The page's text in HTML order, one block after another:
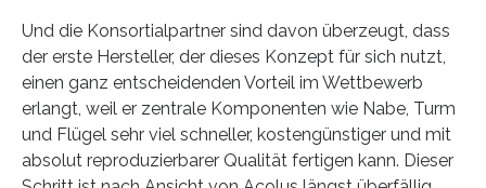
Und die Konsortialpartner sind davon überzeugt, dass
der erste Hersteller, der dieses Konzept für sich nutzt,
einen ganz entscheidenden Vorteil im Wettbewerb
erlangt, weil er zentrale Komponenten wie Nabe, Turm
und Flügel sehr viel schneller, kostengünstiger und mit
absolut reproduzierbarer Qualität fertigen kann. Dieser